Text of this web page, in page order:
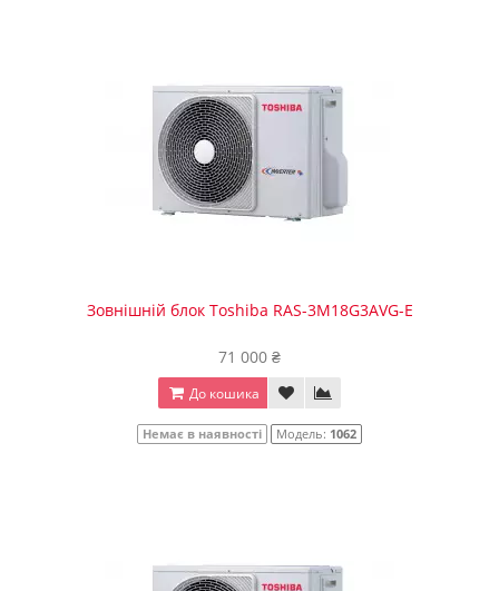
Зовнішній блок Toshiba RAS-3M18G3AVG-E
71 000 ₴
До кошика
Немає в наявності Модель: 1062